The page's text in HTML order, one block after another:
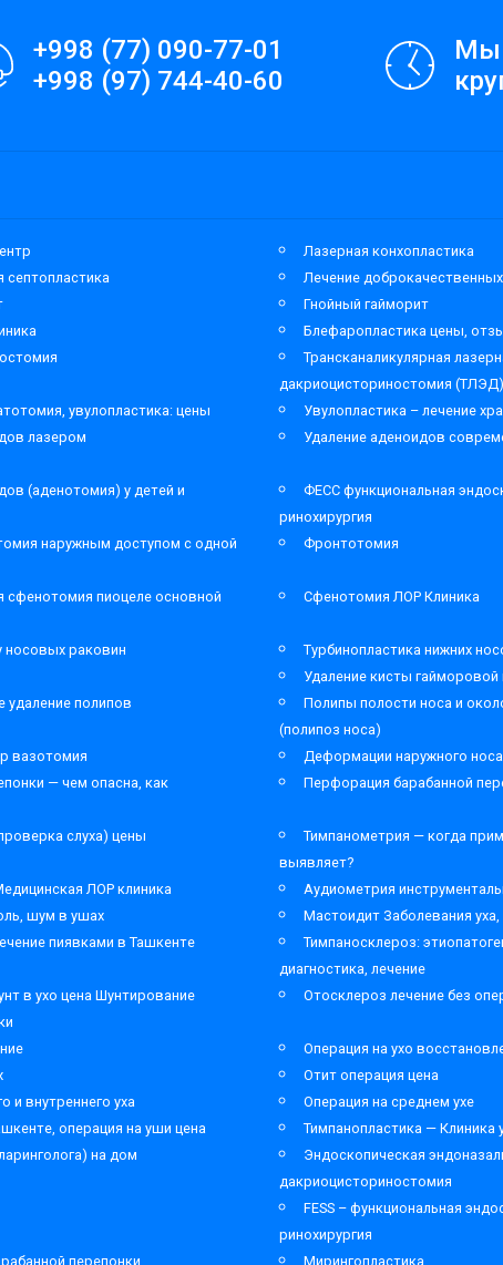
+998 (77) 090-77-01
+998 (97) 744-40-60
Мы
Лазерная конхопластика
септопластика
Лечение
Гнойный гайморит
Блефаропластика цены,
Трансканаликулярная
дакриоцисториностомия (ТЛЭД)
увулопластика: цены
Увулопластика – лечение
лазером Удаление аденоидов
(аденотомия) у детей и
ФЕСС функциональная
ринохирургия
наружным доступом с одной
Фронтотомия
сфенотомия пиоцеле основной
Сфенотомия ЛОР Клиника
носовых раковин
Турбинопластика нижних
Удаление кисты гайморовой
удаление полипов
Полипы полости носа и
(полипоз носа)
вазотомия
Деформации наружного носа
— чем опасна, как
Перфорация барабанной
слуха) цены
Тимпанометрия — когда
выявляет?
ЛОР клиника
Аудиометрия
шум в ушах
Мастоидит Заболевания уха,
пиявками в Ташкенте
Тимпаносклероз:
диагностика, лечение
в ухо цена Шунтирование
Отосклероз лечение без
Операция на ухо
Отит операция цена
и внутреннего уха
Операция на среднем ухе
операция на уши цена
Тимпанопластика — Клиника
на дом
Эндоскопическая
дакриоцисториностомия
FESS – функциональная
ринохирургия
перепонки Мирингопластика